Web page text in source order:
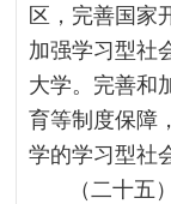
区，完善国家
加强学习型社
大学。完善和
育等制度保障
学的学习型社
（二十五